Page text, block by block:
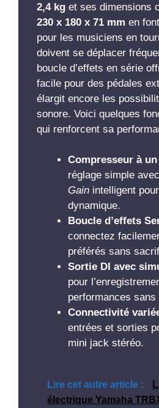
2,4 kg et ses dimensions
230 x 180 x 71 mm en
pour les musiciens en
doivent se déplacer
boucle d’effets en série
facile pour des pédales
élargit encore les
sonore. Voici quelques
qui renforcent sa
Compresseur à
réglage simple
Gain intelligent
dynamique.
Boucle d’effets
connectez
préférés sans
Sortie DI avec
pour
performances
Connectivité
entrées et sorties
mini jack stéréo.
Lire cet autre article :
électrique Yamaha